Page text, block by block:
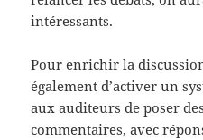
intéressants.
Pour enrichir la
également d’activer un
aux auditeurs de poser
commentaires, avec